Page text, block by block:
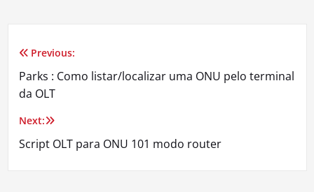
Navegação
de
Post
Previous:
Parks : Como listar/localizar uma ONU pelo terminal
da OLT
Next:
Script OLT para ONU 101 modo router